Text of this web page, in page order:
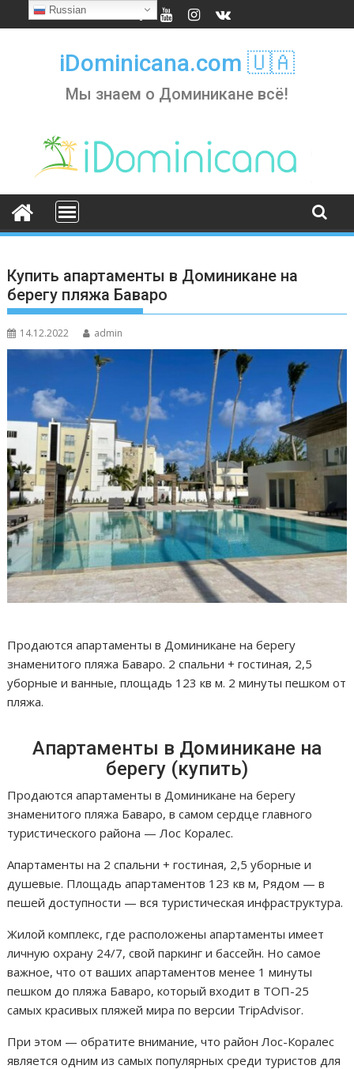
to
iDominicana.com 🇺🇦
Мы знаем о Доминикане всё!
Купить апартаменты в Доминикане на
берегу пляжа Баваро
14.12.2022 admin
Продаются апартаменты в Доминикане на берегу
знаменитого пляжа Баваро. 2 спальни + гостиная, 2,5
уборные и ванные, площадь 123 кв м. 2 минуты пешком от
пляжа.
Апартаменты в Доминикане на
берегу (купить)
Продаются апартаменты в Доминикане на берегу
знаменитого пляжа Баваро, в самом сердце главного
туристического района — Лос Коралес.
Апартаменты на 2 спальни + гостиная, 2,5 уборные и
душевые. Площадь апартаментов 123 кв м, Рядом — в
пешей доступности — вся туристическая инфраструктура.
Жилой комплекс, где расположены апартаменты имеет
личную охрану 24/7, свой паркинг и бассейн. Но самое
важное, что от ваших апартаментов менее 1 минуты
пешком до пляжа Баваро, который входит в ТОП-25
самых красивых пляжей мира по версии TripAdvisor.
При этом — обратите внимание, что район Лос-Коралес
является одним из самых популярных среди туристов для
Russian